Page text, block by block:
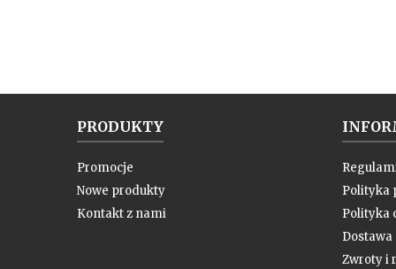
PRODUKTY
Promocje
Nowe produkty
Kontakt z nami
Polityka
Polityka
Dostawa
Zwroty i